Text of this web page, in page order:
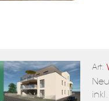
Art: